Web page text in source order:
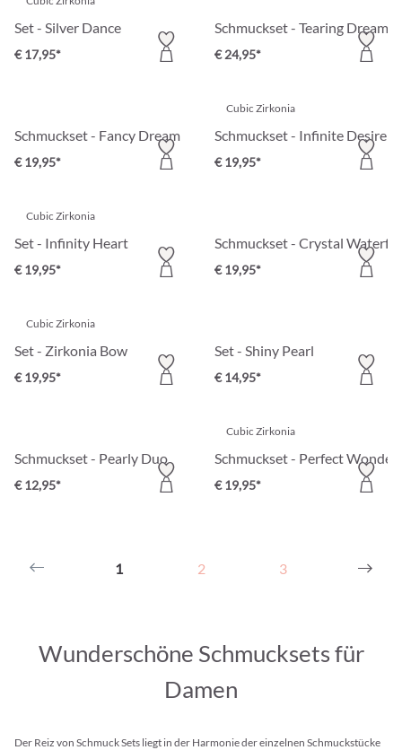
Set - Silver Dance
€ 17,95*
Schmuckset - Tearing Dreams
€ 24,95*
Schmuckset - Fancy Dream
€ 19,95*
Cubic Zirkonia
Schmuckset - Infinite Desire
€ 19,95*
Cubic Zirkonia
Set - Infinity Heart
€ 19,95*
Schmuckset - Crystal
€ 19,95*
Cubic Zirkonia
Set - Zirkonia Bow
€ 19,95*
Set - Shiny Pearl
€ 14,95*
Schmuckset - Pearly Duo
€ 12,95*
Cubic Zirkonia
Schmuckset - Perfect Wonder
€ 19,95*
1 2 3
Wunderschöne Schmucksets für
Damen
Der Reiz von Schmuck Sets liegt in der Harmonie der einzelnen Schmuckstücke